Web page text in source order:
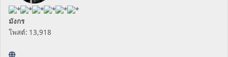
มังกร
โพสต์: 13,918